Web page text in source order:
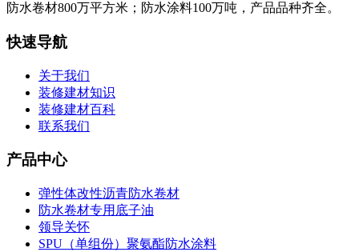
防水卷材800万平方米；防水涂料100万吨，产品品种齐全。
快速导航
关于我们
装修建材知识
装修建材百科
联系我们
产品中心
弹性体改性沥青防水卷材
防水卷材专用底子油
领导关怀
SPU（单组份）聚氨酯防水涂料